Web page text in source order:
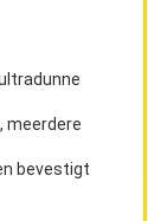
meerdere
bevestigt